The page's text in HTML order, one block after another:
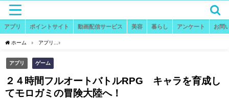
アプリ ポイントサイト 動画配信サービス 美容 暮らし アンケート お問
ホーム アプリ
アプリ ゲーム
２４時間フルオートバトルRPG キャラを育成し
てモロガミの冒険大陸へ！